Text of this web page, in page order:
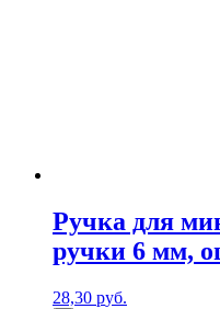
Ручка для
ручки 6 мм,
28,30 руб.